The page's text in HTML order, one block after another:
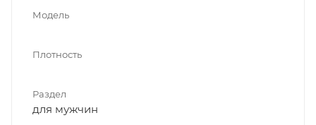
Модель
Плотность
Раздел
для мужчин